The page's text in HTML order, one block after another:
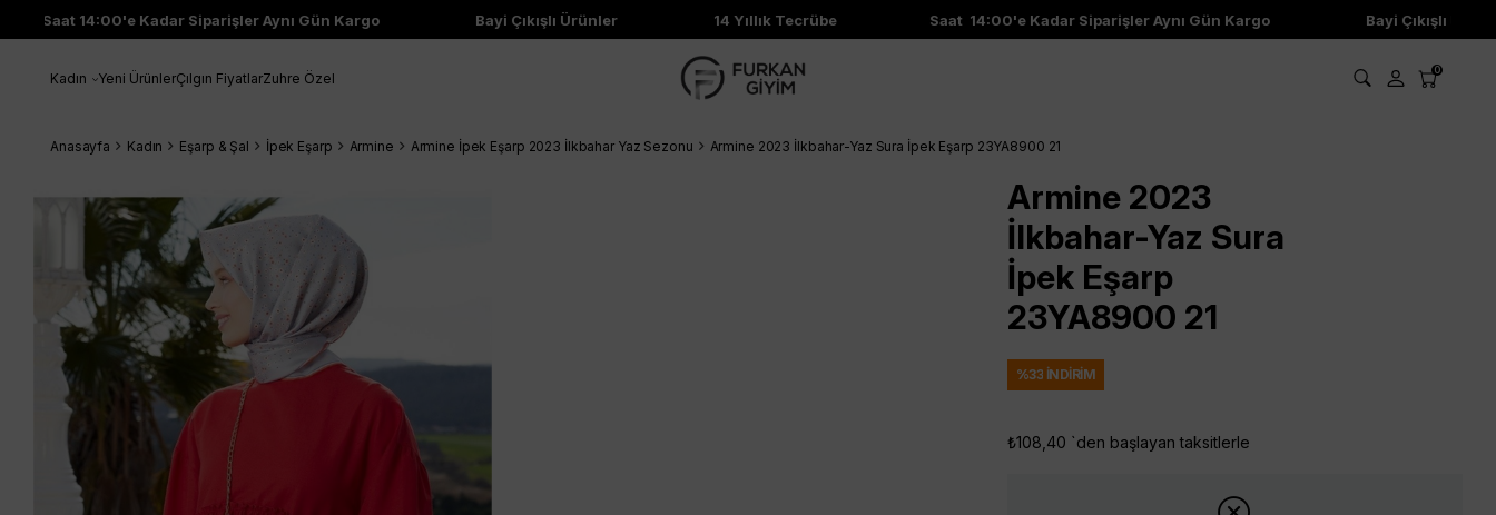
Saat 14:00'e Kadar Siparişler Aynı Gün Kargo Bayi Çıkışlı Ürünler 14 Yıllık Tecrübe Saat 14:00'e Kadar Siparişler Aynı Gün Kargo Bayi Çıkışlı
Kadın Yeni ÜrünlerÇılgın FiyatlarZuhre Özel 0
Anasayfa Kadın Eşarp & Şal İpek Eşarp Armine Armine İpek Eşarp 2023 İlkbahar Yaz Sezonu Armine 2023 İlkbahar-Yaz Sura İpek Eşarp 23YA8900 21
Armine 2023
İlkbahar-Yaz Sura
İpek Eşarp
23YA8900 21
%33 İNDIRIM
₺108,40 `den başlayan taksitlerle